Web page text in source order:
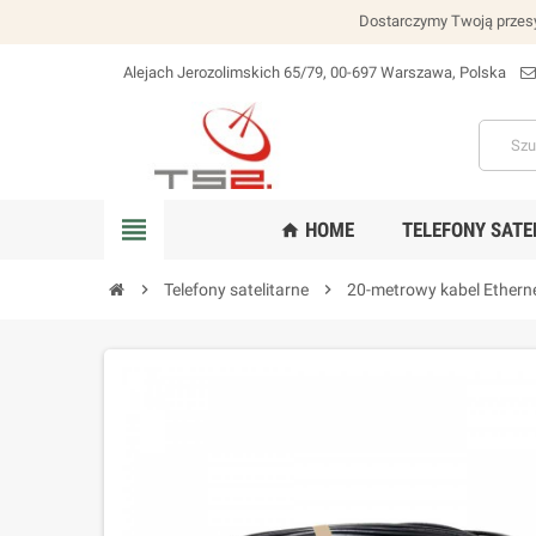
Dostarczymy Twoją
lokalizacja_na
Alejach Jerozolimskich 65/79, 00-697 Warszawa, Polska
view_headline home HOME TELEFONY
chevron_right Telefony satelitarne chevron_right 20-metrowy kabel